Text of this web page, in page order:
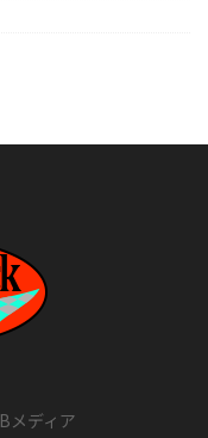
メディア